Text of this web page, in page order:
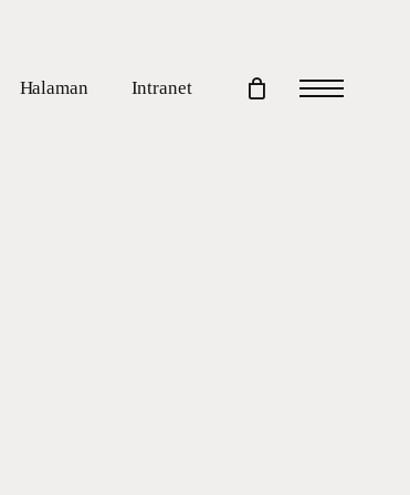
Halaman Intranet Menu